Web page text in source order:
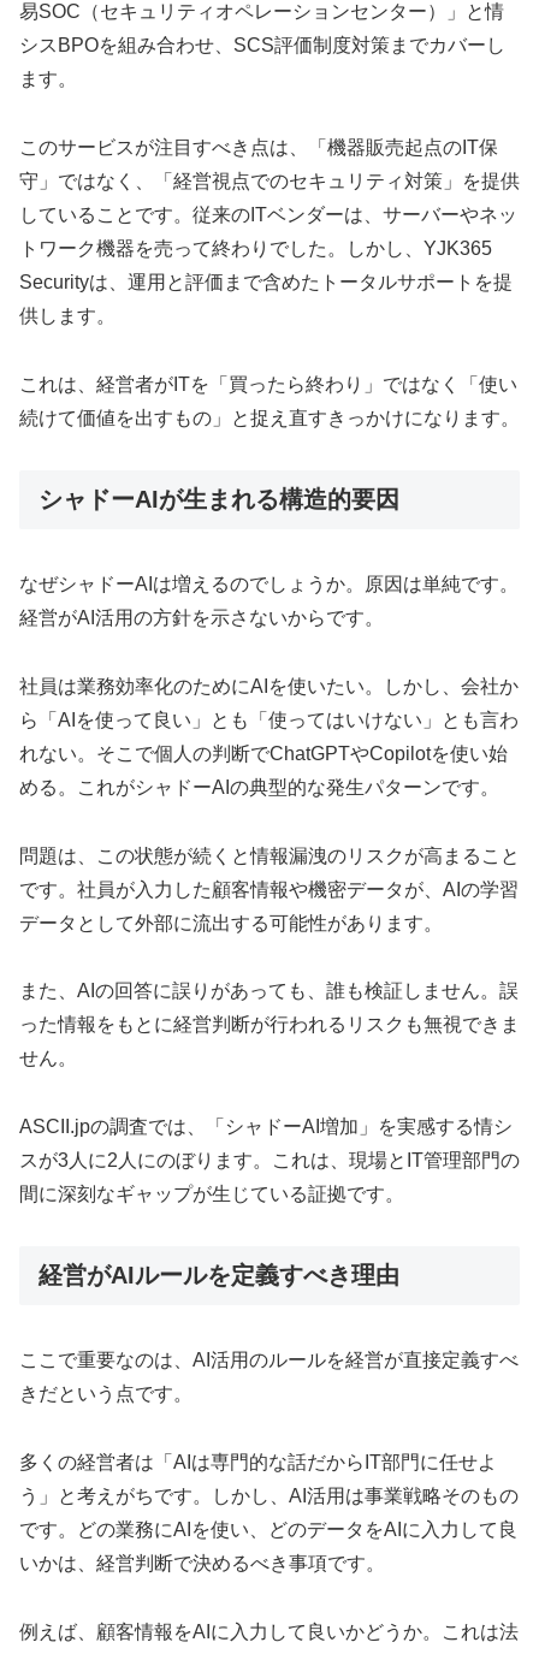
易SOC（セキュリティオペレーションセンター）」と情
シスBPOを組み合わせ、SCS評価制度対策までカバーし
ます。
このサービスが注目すべき点は、「機器販売起点のIT保
守」ではなく、「経営視点でのセキュリティ対策」を提供
していることです。従来のITベンダーは、サーバーやネッ
トワーク機器を売って終わりでした。しかし、YJK365
Securityは、運用と評価まで含めたトータルサポートを提
供します。
これは、経営者がITを「買ったら終わり」ではなく「使い
続けて価値を出すもの」と捉え直すきっかけになります。
シャドーAIが生まれる構造的要因
なぜシャドーAIは増えるのでしょうか。原因は単純です。
経営がAI活用の方針を示さないからです。
社員は業務効率化のためにAIを使いたい。しかし、会社か
ら「AIを使って良い」とも「使ってはいけない」とも言わ
れない。そこで個人の判断でChatGPTやCopilotを使い始
める。これがシャドーAIの典型的な発生パターンです。
問題は、この状態が続くと情報漏洩のリスクが高まること
です。社員が入力した顧客情報や機密データが、AIの学習
データとして外部に流出する可能性があります。
また、AIの回答に誤りがあっても、誰も検証しません。誤
った情報をもとに経営判断が行われるリスクも無視できま
せん。
ASCII.jpの調査では、「シャドーAI増加」を実感する情シ
スが3人に2人にのぼります。これは、現場とIT管理部門の
間に深刻なギャップが生じている証拠です。
経営がAIルールを定義すべき理由
ここで重要なのは、AI活用のルールを経営が直接定義すべ
きだという点です。
多くの経営者は「AIは専門的な話だからIT部門に任せよ
う」と考えがちです。しかし、AI活用は事業戦略そのもの
です。どの業務にAIを使い、どのデータをAIに入力して良
いかは、経営判断で決めるべき事項です。
例えば、顧客情報をAIに入力して良いかどうか。これは法